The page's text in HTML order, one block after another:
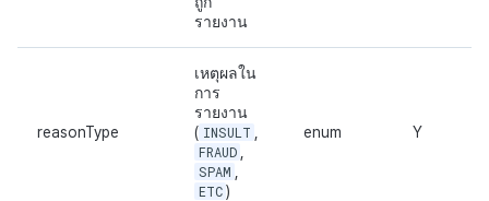
รายงาน
reasonType
เหตุผลใน
การ
รายงาน
( INSULT
FRAUD
SPAM
ETC )
enum Y